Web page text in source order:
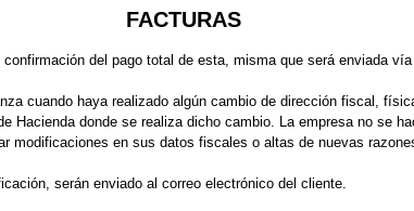
FACTURAS
del pago total de esta, misma que será enviada
cuando haya realizado algún cambio de dirección fiscal,
Hacienda donde se realiza dicho cambio. La empresa no se
modificaciones en sus datos fiscales o altas de nuevas
serán enviado al correo electrónico del cliente.